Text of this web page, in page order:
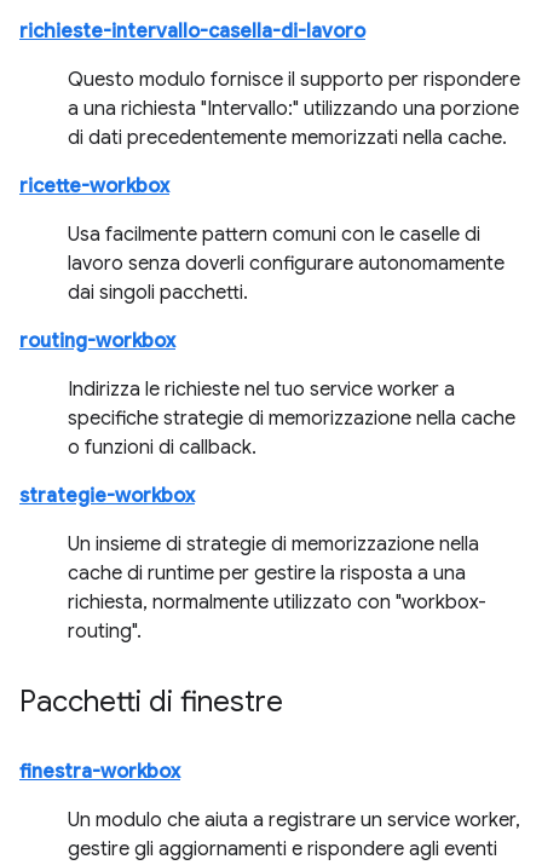
richieste-intervallo-casella-di-lavoro
Questo modulo fornisce il supporto per rispondere
a una richiesta "Intervallo:" utilizzando una porzione
di dati precedentemente memorizzati nella cache.
ricette-workbox
Usa facilmente pattern comuni con le caselle di
lavoro senza doverli configurare autonomamente
dai singoli pacchetti.
routing-workbox
Indirizza le richieste nel tuo service worker a
specifiche strategie di memorizzazione nella cache
o funzioni di callback.
strategie-workbox
Un insieme di strategie di memorizzazione nella
cache di runtime per gestire la risposta a una
richiesta, normalmente utilizzato con "workbox-
routing".
Pacchetti di finestre
finestra-workbox
Un modulo che aiuta a registrare un service worker,
gestire gli aggiornamenti e rispondere agli eventi